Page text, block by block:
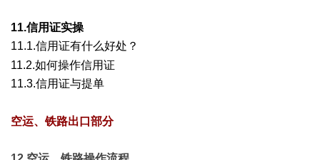
11.信用证实操
11.1.信用证有什么好处？
11.2.如何操作信用证
11.3.信用证与提单
空运、铁路出口部分